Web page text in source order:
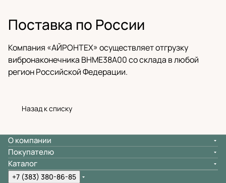
Поставка по России
Компания «АЙРОНТЕХ» осуществляет отгрузку
вибронаконечника BHME38A00 со склада в любой
регион Российской Федерации.
Назад к списку
О компании
Покупателю
Каталог
+7 (383) 380-86-85